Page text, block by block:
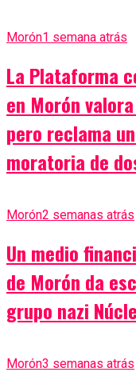
Morón1 semana atrás
La Plataforma
en Morón
pero reclama
moratoria de
Morón2 semanas atrás
Un medio
de Morón da
grupo nazi
Morón3 semanas atrás